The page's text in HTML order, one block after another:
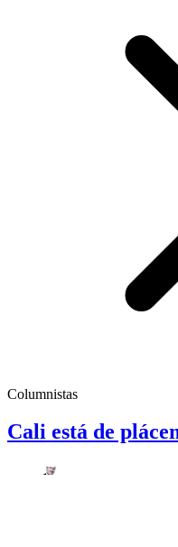
Columnistas
Cali está de